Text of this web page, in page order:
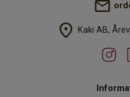
Kaki AB,